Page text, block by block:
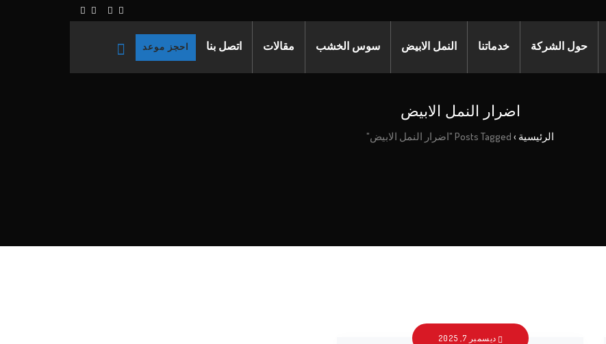
حول الشركة خدماتنا النمل الابيض سوس الخشب مقالات اتصل بنا احجز موعد
اضرار النمل الابيض
الرئيسية › Posts Tagged "اضرار النمل الابيض"
ديسمبر 7, 2025